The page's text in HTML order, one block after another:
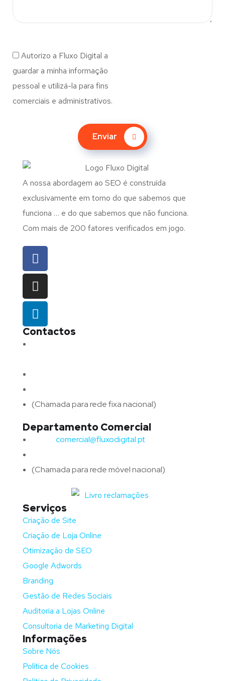
Autorizo a Fluxo Digital a
guardar a minha informação
pessoal e utilizá-la para fins
comerciais e administrativos.
Enviar
A nossa abordagem ao SEO é construída
exclusivamente em torno do que sabemos que
funciona … e do que sabemos que não funciona.
Com mais de 200 fatores verificados em jogo.
Contactos
(Chamada para rede fixa nacional)
Departamento Comercial
comercial@fluxodigital.pt
(Chamada para rede móvel nacional)
Serviços
Criação de Site
Criação de Loja Online
Otimização de SEO
Google Adwords
Branding
Gestão de Redes Sociais
Auditoria a Lojas Online
Consultoria de Marketing Digital
Informações
Sobre Nós
Política de Cookies